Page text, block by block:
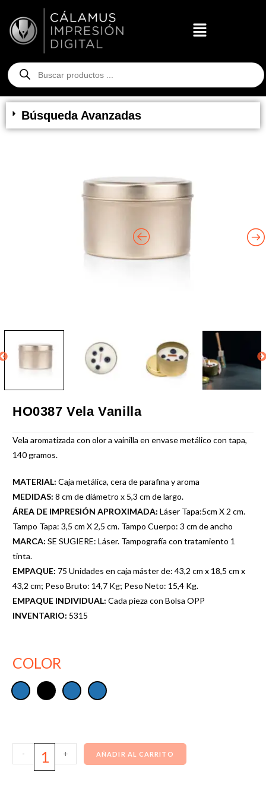
Búsqueda Avanzadas
HO0387 Vela Vanilla
Vela aromatizada con olor a vainilla en envase metálico con tapa,
140 gramos.
MATERIAL: Caja metálica, cera de parafina y aroma
MEDIDAS: 8 cm de diámetro x 5,3 cm de largo.
ÁREA DE IMPRESIÓN APROXIMADA: Láser Tapa:5cm X 2 cm.
Tampo Tapa: 3,5 cm X 2,5 cm. Tampo Cuerpo: 3 cm de ancho
MARCA: SE SUGIERE: Láser. Tampografía con tratamiento 1
tinta.
EMPAQUE: 75 Unidades en caja máster de: 43,2 cm x 18,5 cm x
43,2 cm; Peso Bruto: 14,7 Kg; Peso Neto: 15,4 Kg.
EMPAQUE INDIVIDUAL: Cada pieza con Bolsa OPP
INVENTARIO: 5315
COLOR
- + AÑADIR AL CARRITO